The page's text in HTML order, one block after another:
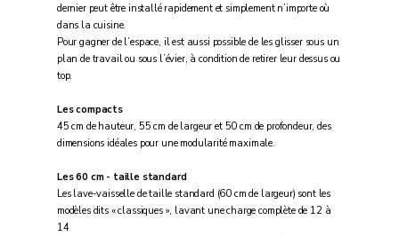
dernier peut être installé rapidement et simplement n’importe où
dans la cuisine.
Pour gagner de l’espace, il est aussi possible de les glisser sous un
plan de travail ou sous l’évier, à condition de retirer leur dessus ou
top.
Les compacts
45 cm de hauteur, 55 cm de largeur et 50 cm de profondeur, des
dimensions idéales pour une modularité maximale.
Les 60 cm - taille standard
Les lave-vaisselle de taille standard (60 cm de largeur) sont les
modèles dits « classiques », lavant une charge complète de 12 à
14